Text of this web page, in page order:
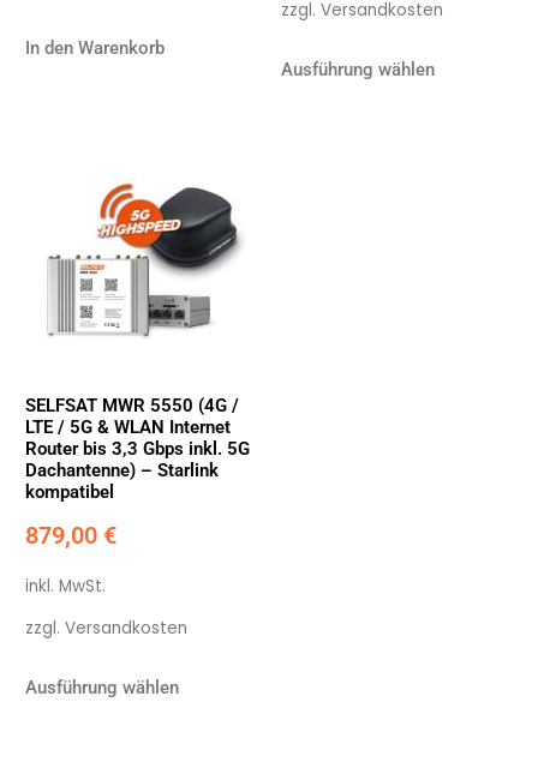
In den Warenkorb
zzgl. Versandkosten
Ausführung wählen
SELFSAT MWR 5550 (4G /
LTE / 5G & WLAN Internet
Router bis 3,3 Gbps inkl. 5G
Dachantenne) – Starlink
kompatibel
879,00 €
inkl. MwSt.
zzgl. Versandkosten
Ausführung wählen